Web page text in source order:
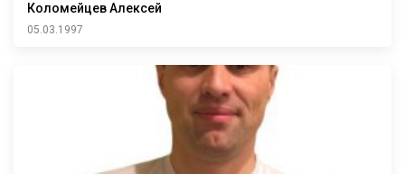
Коломейцев Алексей
05.03.1997